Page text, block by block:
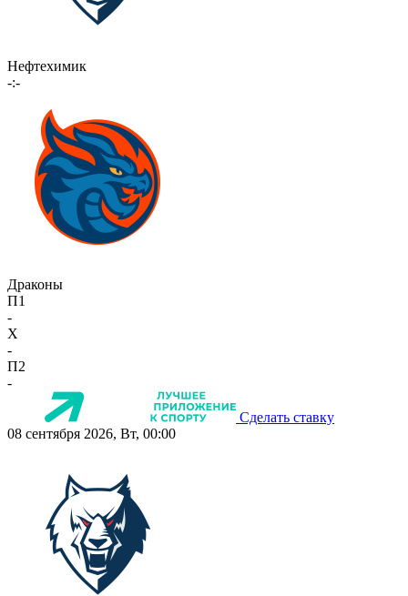
Нефтехимик
-:-
Драконы
П1
-
X
-
П2
-
Сделать ставку
08 сентября 2026, Вт, 00:00